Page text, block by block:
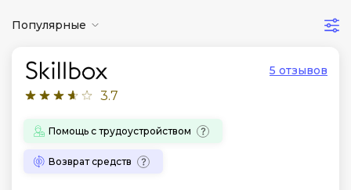
Популярные
3.7
5 отзывов
Помощь с трудоустройством
Возврат средств